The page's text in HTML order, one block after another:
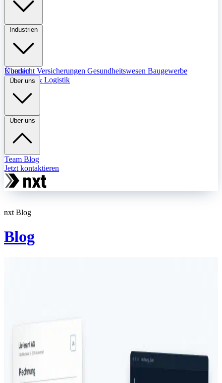
Industrien
Übersicht Versicherungen Gesundheitswesen Baugewerbe
Transport & Logistik
Kunden
Über uns
Über uns
Team Blog
Jetzt kontaktieren
nxt Blog
Blog